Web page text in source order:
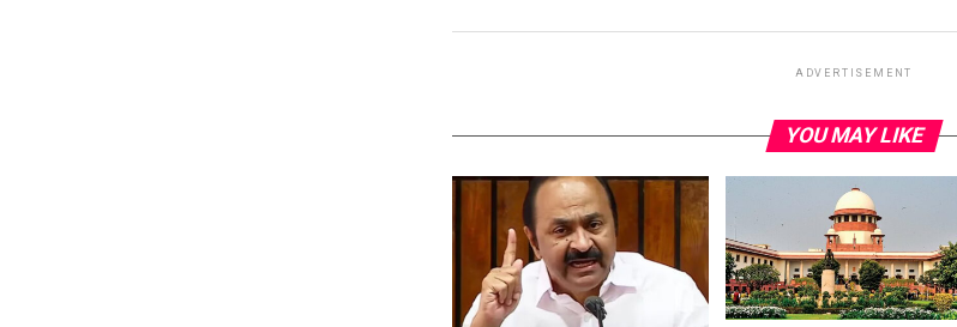
ADVERTISEMENT
YOU MAY LIKE